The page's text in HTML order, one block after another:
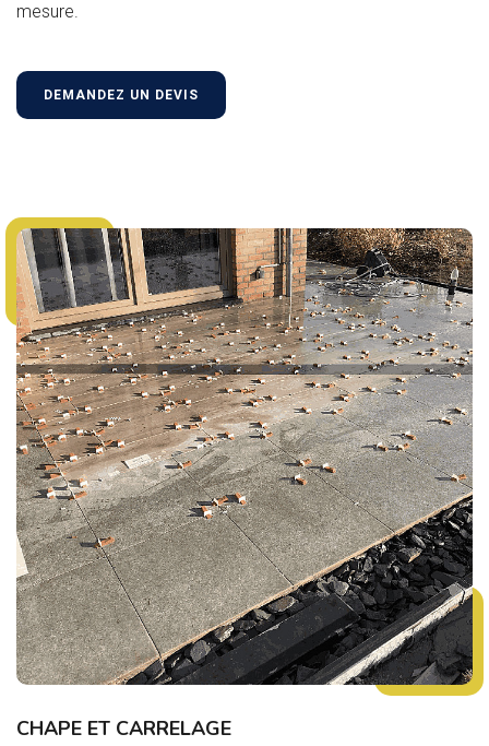
mesure.
DEMANDEZ UN DEVIS
CHAPE ET CARRELAGE